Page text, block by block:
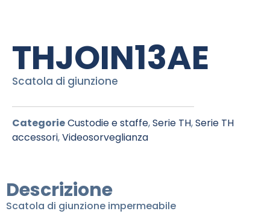
THJOIN13AE
Scatola di giunzione
CategorieCustodie e staffe,Serie TH,Serie TH
accessori,Videosorveglianza
Descrizione
Scatola di giunzione impermeabile